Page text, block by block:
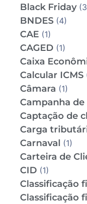
Black Friday
BNDES (4)
CAE (1)
CAGED (1)
Caixa
Calcular ICMS
Câmara (1)
Campanha
Captação de
Carga
Carnaval (1)
Carteira de
CID (1)
Classificação
Classificação